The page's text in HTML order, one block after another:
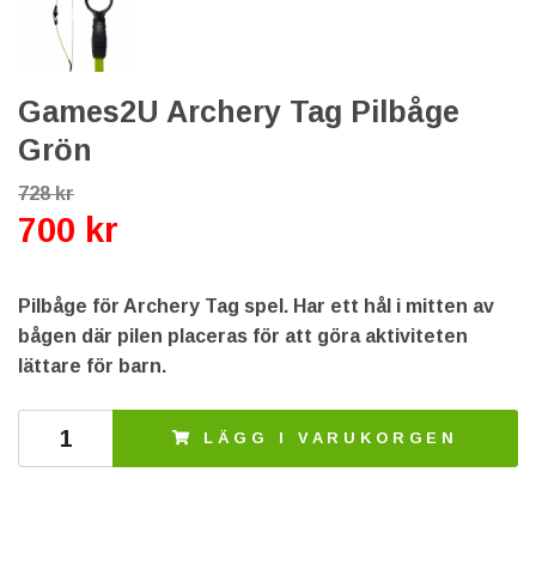
Games2U Archery Tag Pilbåge
Grön
728 kr
700 kr
Pilbåge för Archery Tag spel. Har ett hål i mitten av
bågen där pilen placeras för att göra aktiviteten
lättare för barn.
LÄGG I VARUKORGEN